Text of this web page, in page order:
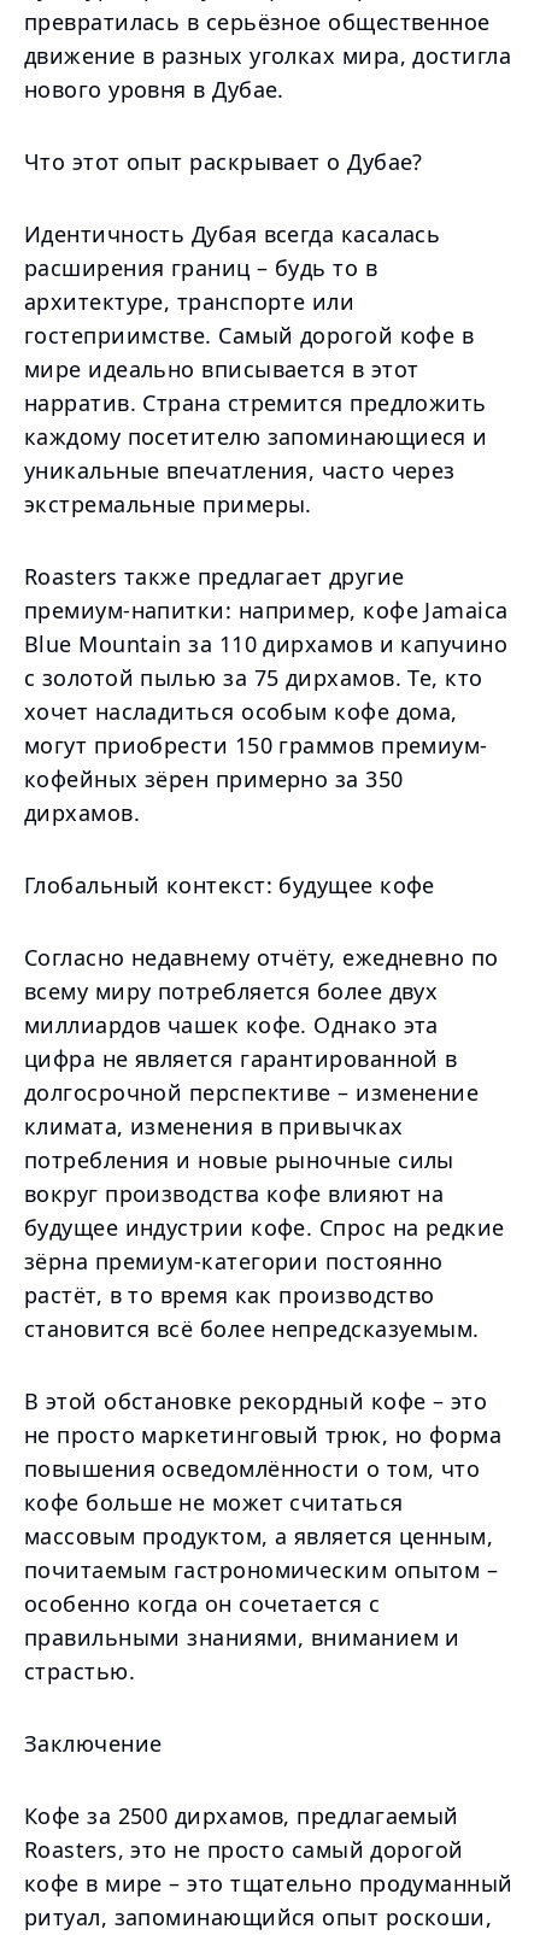
превратилась в серьёзное общественное
движение в разных уголках мира, достигла
нового уровня в Дубае.
Что этот опыт раскрывает о Дубае?
Идентичность Дубая всегда касалась
расширения границ – будь то в
архитектуре, транспорте или
гостеприимстве. Самый дорогой кофе в
мире идеально вписывается в этот
нарратив. Страна стремится предложить
каждому посетителю запоминающиеся и
уникальные впечатления, часто через
экстремальные примеры.
Roasters также предлагает другие
премиум-напитки: например, кофе Jamaica
Blue Mountain за 110 дирхамов и капучино
с золотой пылью за 75 дирхамов. Те, кто
хочет насладиться особым кофе дома,
могут приобрести 150 граммов премиум-
кофейных зёрен примерно за 350
дирхамов.
Глобальный контекст: будущее кофе
Согласно недавнему отчёту, ежедневно по
всему миру потребляется более двух
миллиардов чашек кофе. Однако эта
цифра не является гарантированной в
долгосрочной перспективе – изменение
климата, изменения в привычках
потребления и новые рыночные силы
вокруг производства кофе влияют на
будущее индустрии кофе. Спрос на редкие
зёрна премиум-категории постоянно
растёт, в то время как производство
становится всё более непредсказуемым.
В этой обстановке рекордный кофе – это
не просто маркетинговый трюк, но форма
повышения осведомлённости о том, что
кофе больше не может считаться
массовым продуктом, а является ценным,
почитаемым гастрономическим опытом –
особенно когда он сочетается с
правильными знаниями, вниманием и
страстью.
Заключение
Кофе за 2500 дирхамов, предлагаемый
Roasters, это не просто самый дорогой
кофе в мире – это тщательно продуманный
ритуал, запоминающийся опыт роскоши,